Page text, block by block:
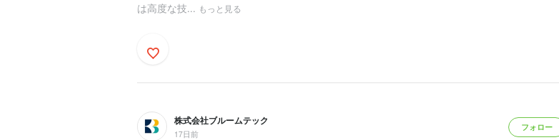
は高度な技... もっと見る
株式会社ブルームテック
17日前
フォロー